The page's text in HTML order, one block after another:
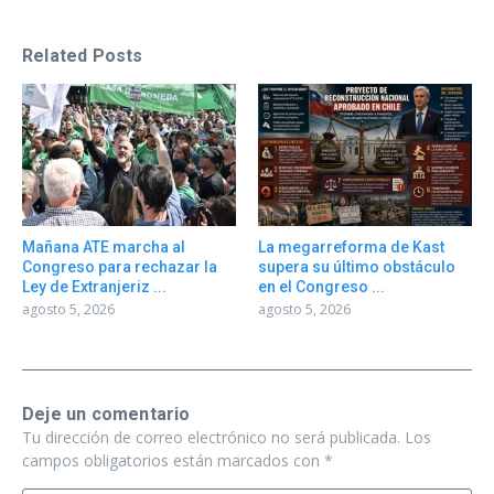
Related Posts
Mañana ATE marcha al
Congreso para rechazar la
Ley de Extranjeriz ...
agosto 5, 2026
La megarreforma de Kast
supera su último obstáculo
en el Congreso ...
agosto 5, 2026
Deje un comentario
Tu dirección de correo electrónico no será publicada. Los
campos obligatorios están marcados con *